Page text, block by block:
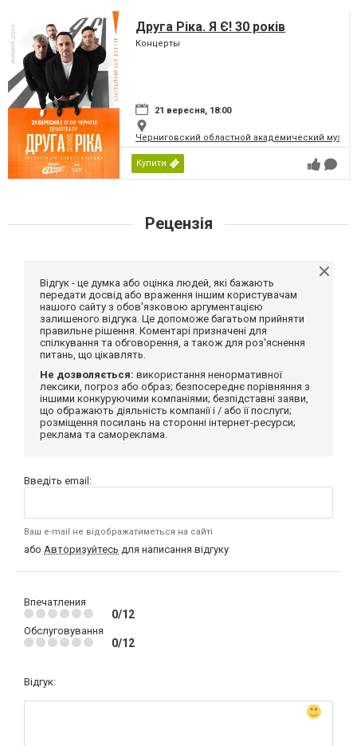
Друга Ріка. Я Є! 30 років
Концерты
21 вересня, 18:00
Черниговский областной академический
Купити
Рецензія
Відгук - це думка або оцінка людей, які бажають
передати досвід або враження іншим користувачам
нашого сайту з обов'язковою аргументацією
залишеного відгука. Це допоможе багатьом прийняти
правильне рішення. Коментарі призначені для
спілкування та обговорення, а також для роз'яснення
питань, що цікавлять.
Не дозволяється: використання ненормативної
лексики, погроз або образ; безпосереднє порівняння з
іншими конкуруючими компаніями; безпідставні заяви,
що ображають діяльність компанії і / або її послуги;
розміщення посилань на сторонні інтернет-ресурси;
реклама та самореклама.
Введіть email:
Ваш e-mail не відображатиметься на сайті
або Авторизуйтесь для написання відгуку
Впечатления
0/12
Обслуговування
0/12
Відгук: